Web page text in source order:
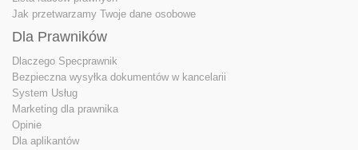
Jak przetwarzamy Twoje dane osobowe
Dla Prawników
Dlaczego Specprawnik
Bezpieczna wysyłka dokumentów w kancelarii
System Usług
Marketing dla prawnika
Opinie
Dla aplikantów